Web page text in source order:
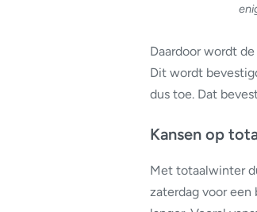
Daardoor wordt
Dit wordt
dus toe. Dat
Kansen op
Met totaalwinter
zaterdag voor